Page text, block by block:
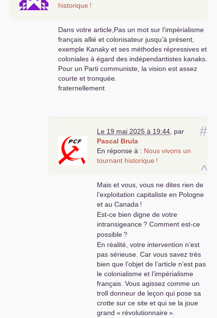
historique !
Dans votre article,Pas un mot sur l’impérialisme
français allié et colonisateur jusqu’à présent,
exemple Kanaky et ses méthodes répressives et
coloniales à égard des indépendantistes kanaks.
Pour un Parti communiste, la vision est assez
courte et tronquée.
fraternellement
#
^
Le 19 mai 2025 à 19:44 par
Pascal Brula
En réponse à : Nous vivons un
tournant historique !
Mais et vous, vous ne dites rien de
l’exploitation capitaliste en Pologne
et au Canada !
Est-ce bien digne de votre
intransigeance? Comment est-ce
possible?
En réalité, votre intervention n’est
pas sérieuse. Car vous savez très
bien que l’objet de l’article n’est pas
le colonialisme et l’impérialisme
français. Vous agissez comme un
troll donneur de leçon qui pose sa
crotte sur ce site et qui se la joue
grand « révolutionnaire».